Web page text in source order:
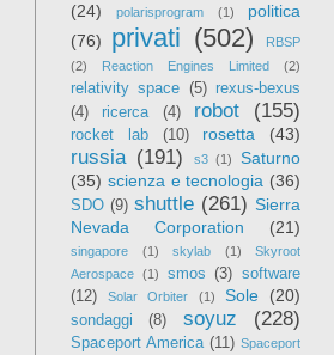
(24)
polarisprogram (1)
politica
(76)
privati (502)
RBSP
(2)
Reaction Engines Limited (2)
relativity space (5) rexus-bexus
(4)
ricerca (4) robot (155)
rocket lab (10) rosetta (43)
russia (191) s3 (1)
Saturno
(35) scienza e tecnologia (36)
SDO (9) shuttle (261) Sierra
Nevada Corporation
(21)
singapore (1) skylab (1)
Skyroot
Aerospace (1) smos (3) software
(12)
Solar Orbiter (1) Sole (20)
sondaggi (8) soyuz (228)
Spaceport America (11) Spaceport